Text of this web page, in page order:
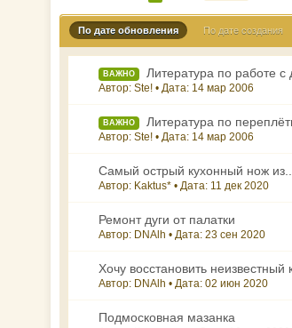
По дате обновления По дате создания
ВАЖНО Литература по работе с
Автор: Ste! • Дата: 14 мар 2006
ВАЖНО Литература по
Автор: Ste! • Дата: 14 мар 2006
Самый острый кухонный нож
Автор: Kaktus* • Дата: 11 дек 2020
Ремонт дуги от палатки
Автор: DNAlh • Дата:23 сен 2020
Хочу восстановить неизвестный
Автор: DNAlh • Дата:02 июн 2020
Подмосковная мазанка